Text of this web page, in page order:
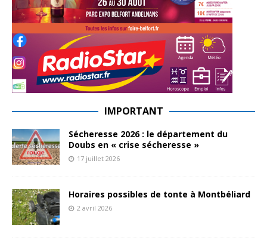
IMPORTANT
Sécheresse 2026 : le département du
Doubs en « crise sécheresse »
17 juillet 2026
Horaires possibles de tonte à Montbéliard
2 avril 2026